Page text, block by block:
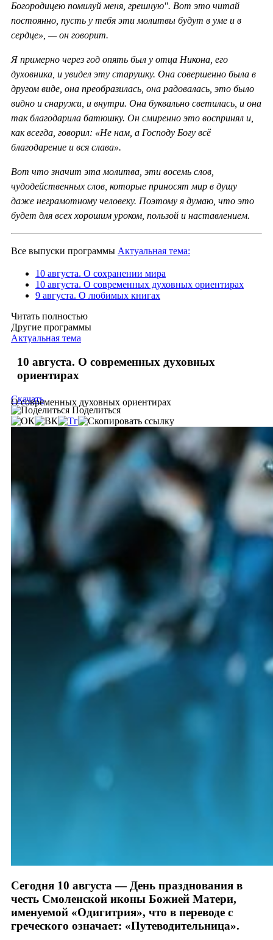
Богородицею помилуй меня, грешную". Вот это читай
постоянно, пусть у тебя эти молитвы будут в уме и в
сердце», — он говорит.
Я примерно через год опять был у отца Никона, его
духовника, и увидел эту старушку. Она совершенно была в
другом виде, она преобразилась, она радовалась, это было
видно и снаружи, и внутри. Она буквально светилась, и она
так благодарила батюшку. Он смиренно это воспринял и,
как всегда, говорил: «Не нам, а Господу Богу всё
благодарение и вся слава».
Вот что значит эта молитва, эти восемь слов,
чудодейственных слов, которые приносят мир в душу
даже неграмотному человеку. Поэтому я думаю, что это
будет для всех хорошим уроком, пользой и наставлением.
Все выпуски программы Актуальная тема:
10 августа. О сохранении мира
10 августа. О современных духовных ориентирах
9 августа. О любимых книгах
Читать полностью
Другие программы
Актуальная тема
10 августа. О современных духовных
ориентирах
О современных духовных ориентирах
Скачать
Поделиться
Сегодня 10 августа — День празднования в
честь Смоленской иконы Божией Матери,
именуемой «Одигитрия», что в переводе с
греческого означает: «Путеводительница».